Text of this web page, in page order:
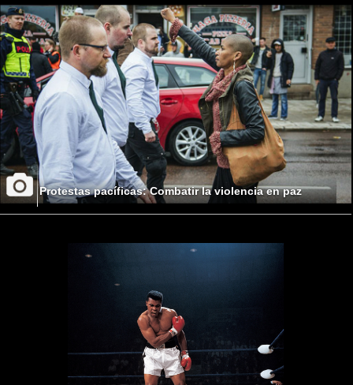
Protestas pacíficas: Combatir la violencia en paz